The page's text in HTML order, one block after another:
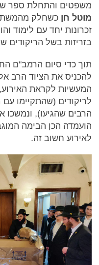
משפטים והתחלת ספר
מוטל חן כשחלק
זכרונות יחד עם לימוד
בזריזות בשל הריקודים
תוך כדי סיום הרמב"ם
המעשיות לקראת
לריקודים (שהתקיימו
הרבים שהגיעו),
הועמדה הכן הבימה
לאירוע חשוב זה.